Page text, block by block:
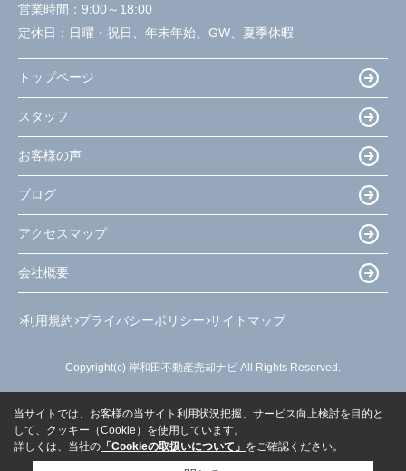
営業時間： 9:00～18:00
定休日： 日曜・祝日、年末年始、GW、夏季休暇
トップページ
スタッフ
お客様の声
ブログ
アクセスマップ
会社概要
利用規約 プライバシーポリシー サイトマップ
Copyright(c) 岸和田不動産売却ナビ All Rights Reserved.
当サイトでは、お客様の当サイト利用状況把握、サービス向上検討を目的と
して、クッキー（Cookie）を使用しています。
詳しくは、当社の 「Cookieの取扱いについて」 をご確認ください。